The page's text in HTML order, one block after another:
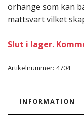
örhänge som kan
mattsvart vilket
Slut i lager.
Artikelnummer: 4704
INFORMATION